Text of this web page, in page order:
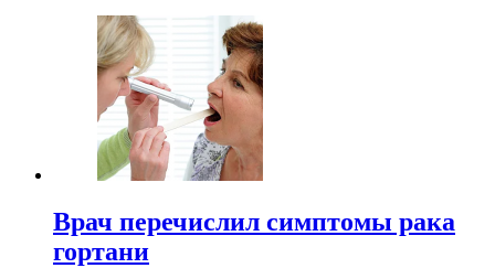
Врач перечислил симптомы рака
гортани